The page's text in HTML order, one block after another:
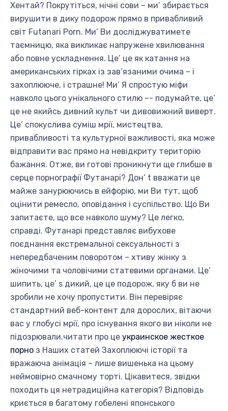
Хентай? Покрутіться, нічні сови – ми’ збирається
вирушити в дику подорож прямо в привабливий
світ Futanari Porn. Ми’ Ви досліджуватимете
таємницю, яка викликає напружене хвилювання
або повне ускладнення. Це’ це як катання на
американських гірках із зав’язаними очима – і
захоплююче, і страшне! Ми’ Я спростую міфи
навколо цього унікального стилю –- подумайте, це’
це не якийсь дивний культ чи дивовижний виверт.
Це’ спокуслива суміш мрії, мистецтва,
привабливості та культурної важливості, яка може
відправити вас прямо на невідкриту територію
бажання. Отже, ви готові проникнути ще глибше в
серце порнографії Футанарі? Дон’ t вважати це
майже занурюючись в ейфорію, ми Ви тут, щоб
оцінити ремесло, оповідання і суспільство. Що Ви
запитаєте, що все навколо шуму? Це легко,
справді. Футанарі представляє вибухове
поєднання екстремальної сексуальності з
непередбаченим поворотом – хтиву жінку з
жіночими та чоловічими статевими органами. Це’
шипить, це’ s дикий, це це подорож, яку б ви не
зробили не хочу пропустити. Він перевіряє
стандартний веб-контент для дорослих, вітаючи
вас у глобусі мрії, про існування якого ви ніколи не
підозрювали.читати про це украинское жесткое
порно з Наших статей Захоплюючі історії та
вражаюча анімація – лише вишенька на цьому
неймовірно смачному торті. Цікавитеся, звідки
походить ця нетрадиційна категорія? Відповідь
криється в багатому гобелені японського